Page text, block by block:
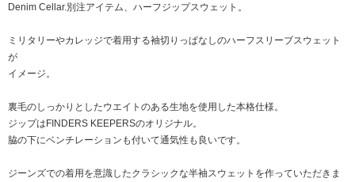
Denim Cellar.別注アイテム、ハーフジップスウェット。
ミリタリーやカレッジで着用する袖切りっぱなしのハーフスリーブスウェット
が
イメージ。
裏毛のしっかりとしたウエイトのある生地を使用した本格仕様。
ジップはFINDERS KEEPERSのオリジナル。
脇の下にベンチレーションも付いて通気性も良いです。
ジーンズでの着用を意識したクラシックな半袖スウェットを作っていただきま